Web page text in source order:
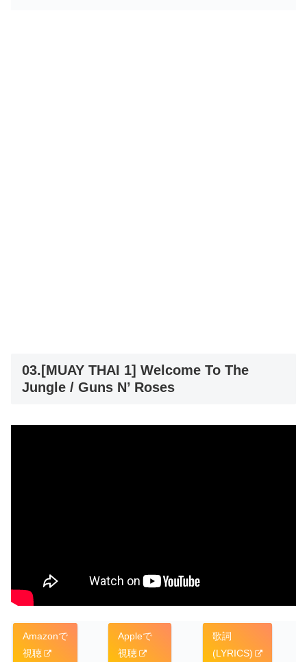
03.[MUAY THAI 1] Welcome To The
Jungle / Guns N’ Roses
Amazonで
視聴
Appleで
視聴
歌詞
(LYRICS)